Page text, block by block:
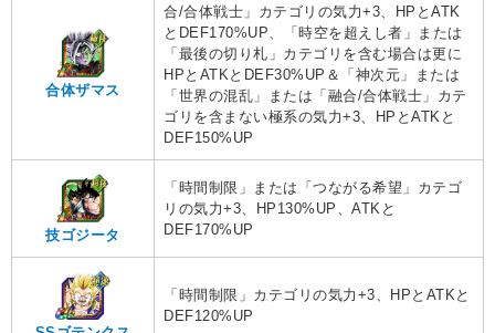
合体ザマス
合/合体戦士」カテゴリの気力+3、HPとATK
とDEF170%UP、「時空を超えし者」または
「最後の切り札」カテゴリを含む場合は更に
HPとATKとDEF30%UP＆「神次元」または
「世界の混乱」または「融合/合体戦士」カテ
ゴリを含まない極系の気力+3、HPとATKと
DEF150%UP
技ゴジータ
「時間制限」または「つながる希望」カテゴ
リの気力+3、HP130%UP、ATKと
DEF170%UP
「時間制限」カテゴリの気力+3、HPとATKと
DEF120%UP